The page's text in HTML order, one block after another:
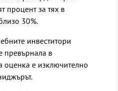
процент за тях в
30%.
инвеститори
превърнала в
оценка е изключително